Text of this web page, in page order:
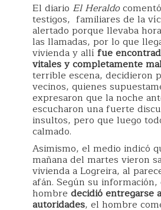
El diario El Heraldo
testigos, familiares de la
alertado porque llevaba
las llamadas, por lo que
vivienda y allí fue
vitales y completamente
terrible escena, decidieron
vecinos, quienes
expresaron que la noche
escucharon una fuerte
insultos, pero que luego
calmado.
Asimismo, el medio indicó
mañana del martes vieron
vivienda a Logreira, al
afán. Según su información,
hombre decidió entregarse
autoridades, el hombre